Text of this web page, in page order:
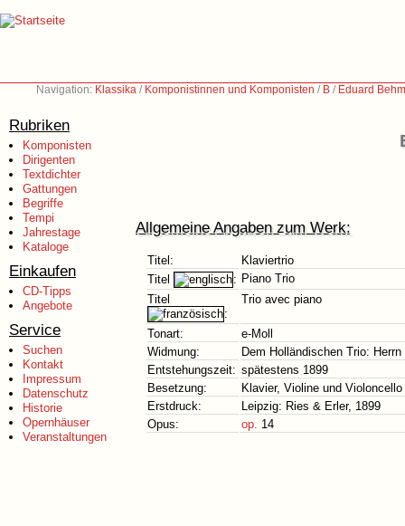
Navigation: Klassika / Komponistinnen und Komponisten / B / Eduard
Rubriken
Komponisten
Dirigenten
Textdichter
Gattungen
Begriffe
Tempi
Jahrestage
Kataloge
Einkaufen
CD-Tipps
Angebote
Service
Suchen
Kontakt
Impressum
Datenschutz
Historie
Opernhäuser
Veranstaltungen
Allgemeine Angaben zum Werk:
Titel:
Klaviertrio
Titel
: Piano Trio
Titel
:
Trio avec piano
Tonart:
e-Moll
Widmung:
Dem Holländischen Trio:
Entstehungszeit: spätestens 1899
Besetzung:
Klavier, Violine und Violoncello
Erstdruck:
Leipzig: Ries & Erler, 1899
Opus:
op. 14